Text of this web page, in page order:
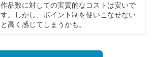
作品数に対しての実質的なコストは安いで
す。しかし、ポイント制を使いこなせない
と高く感じてしまうかも。